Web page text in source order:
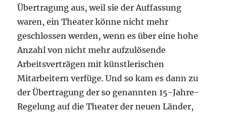
Übertragung aus, weil sie der Auffassung
waren, ein Theater könne nicht mehr
geschlossen werden, wenn es über eine hohe
Anzahl von nicht mehr aufzulösende
Arbeitsverträgen mit künstlerischen
Mitarbeitern verfüge. Und so kam es dann zu
der Übertragung der so genannten 15-Jahre-
Regelung auf die Theater der neuen Länder,